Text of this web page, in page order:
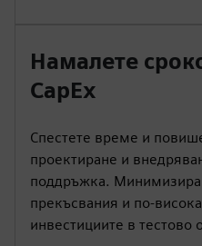
Намалете
CapEx
Спестете време и
проектиране и
поддръжка.
прекъсвания и по-
инвестициите в тестово